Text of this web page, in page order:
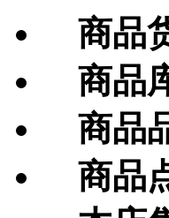
商品
商品
商品
商品